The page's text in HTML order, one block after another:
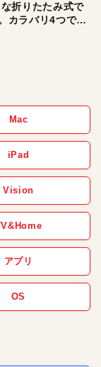
折りたたみ式で
カラバリ4つで選
Mac
iPad
Vision
アプリ
OS